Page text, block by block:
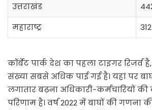
उत्तराखंड
महाराष्ट्र
312
कॉर्बेट पार्क देश का पहला टाइगर रिजर्व
संख्या सबसे अधिक पाई गई है। यहां पर
लगातार बढ़ना अधिकारी-कर्मचारियों
परिणाम है। वर्ष 2022 में बाघों की गणना